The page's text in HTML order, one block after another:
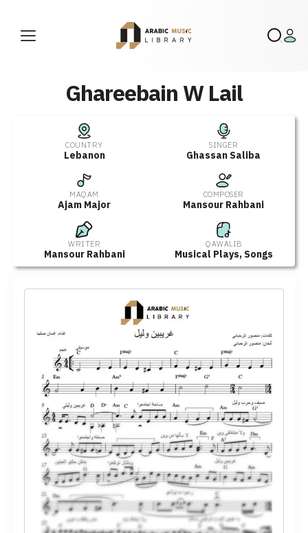
Ghareebain W Lail
COUNTRY
Lebanon
SINGER
Ghassan Saliba
MAQAM
Ajam Major
COMPOSER
Mansour Rahbani
WRITER
Mansour Rahbani
QAWALIB
Musical Plays,Songs